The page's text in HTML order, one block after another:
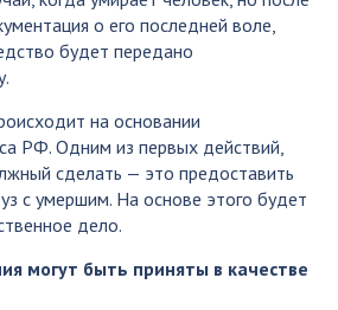
о его последней воле,
будет передано
на основании
РФ. Одним из первых действий,
сделать — это предоставить
с умершим. На основе этого будет
дело.
могут быть приняты в качестве